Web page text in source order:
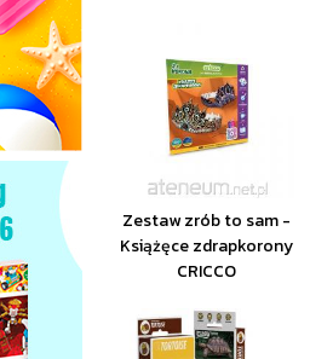
Zestaw zrób to sam -
Książęce zdrapkorony
CRICCO